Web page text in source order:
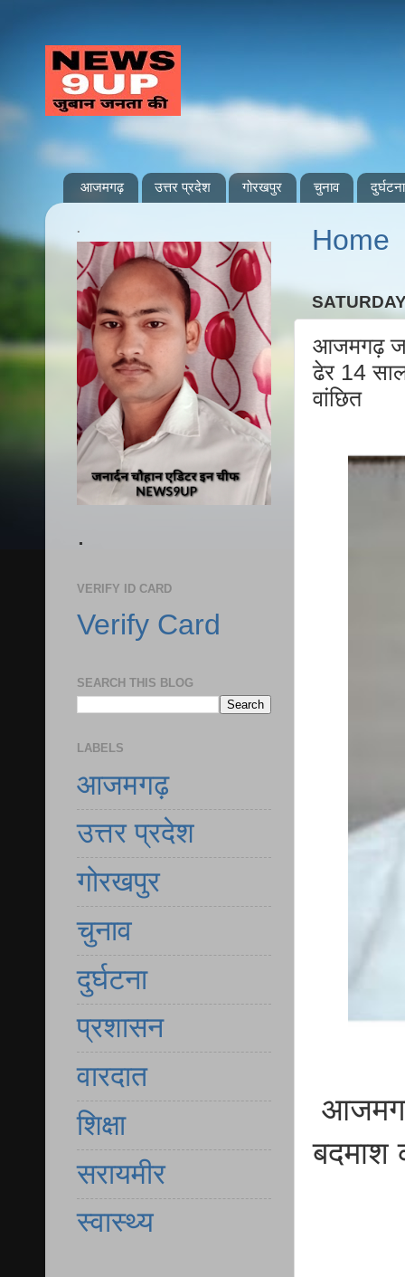
आजमगढ़ उत्तर प्रदेश गोरखपुर चुनाव दुर्घटना
Home
आजमगढ़
ढेर 14
वांछित
बदमाश
.
.
VERIFY ID CARD
Verify Card
SEARCH THIS BLOG
LABELS
आजमगढ़
उत्तर प्रदेश
गोरखपुर
चुनाव
दुर्घटना
प्रशासन
वारदात
शिक्षा
सरायमीर
स्वास्थ्य